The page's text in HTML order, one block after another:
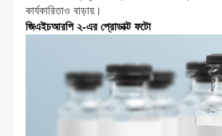
কার্যকারিতাও বাড়ায়।
জিএইচআরপি ২-এর প্রোডাক্ট ফটো